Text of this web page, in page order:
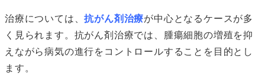
治療については、抗がん剤治療が中心となるケースが多
く見られます。抗がん剤治療では、腫瘍細胞の増殖を抑
えながら病気の進行をコントロールすることを目的とし
ます。